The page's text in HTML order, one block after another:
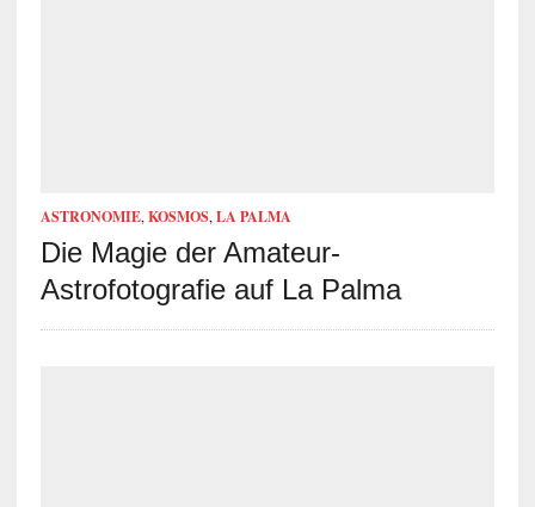
ASTRONOMIE, KOSMOS, LA PALMA
Die Magie der Amateur-
Astrofotografie auf La Palma